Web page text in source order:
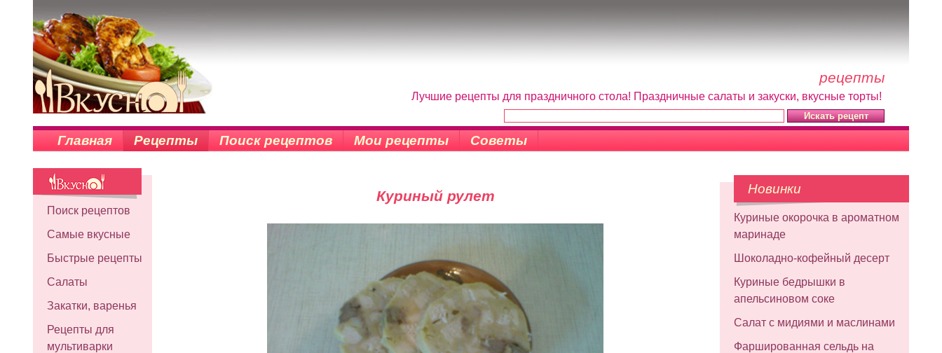
рецепты
Лучшие рецепты для праздничного стола! Праздничные салаты и закуски, вкусные торты!
Главная Рецепты Поиск рецептов Мои рецепты Советы
Поиск рецептов
Самые вкусные
Быстрые рецепты
Салаты
Закатки, варенья
Рецепты для
мультиварки
Куриный рулет Новинки
Куриные окорочка в ароматном
маринаде
Шоколадно-кофейный десерт
Куриные бедрышки в
апельсиновом соке
Салат с мидиями и маслинами
Фаршированная сельдь на